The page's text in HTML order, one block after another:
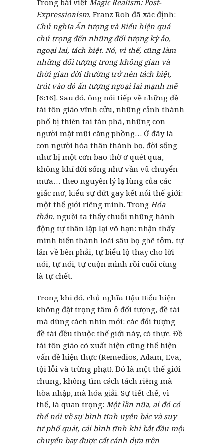
Trong bài viết Magic Realism: Post-
Expressionism, Franz Roh đã xác định:
Chủ nghĩa Ấn tượng và Biểu hiện quá
chú trọng đến những đối tượng kỳ ảo,
ngoại lai, tách biệt. Nó, vì thế, cũng làm
những đối tượng trong không gian và
thời gian đời thường trở nên tách biệt,
trút vào đó ấn tượng ngoại lai mạnh mẽ
[6:16]. Sau đó, ông nói tiếp về những đề
tài tôn giáo vĩnh cửu, những cảnh thành
phố bị thiên tai tàn phá, những con
người mặt mũi căng phồng… Ở đây là
con người hóa thân thành bọ, đời sống
như bị một cơn bão thờ ơ quét qua,
không khí đời sống như vần vũ chuyển
mưa… theo nguyên lý lạ lùng của các
giấc mơ, kiểu sự đứt gãy kết nối thế giới:
một thế giới riêng mình. Trong Hóa
thân, người ta thấy chuỗi những hành
động tự thân lặp lại vô hạn: nhận thấy
mình biến thành loài sâu bọ ghê tởm, tự
lăn về bên phải, tự biểu lộ thay cho lời
nói, tự nói, tự cuộn mình rồi cuối cùng
là tự chết.
Trong khi đó, chủ nghĩa Hậu Biểu hiện
không đặt trọng tâm ở đối tượng, đề tài
mà dùng cách nhìn mới: các đối tượng
đề tài đều thuộc thế giới này, có thực. Đề
tài tôn giáo có xuất hiện cũng thể hiện
vấn đề hiện thực (Remedios, Adam, Eva,
tội lỗi và trừng phạt). Đó là một thế giới
chung, không tìm cách tách riêng mà
hòa nhập, mà hóa giải. Sự tiết chế, vì
thế, là quan trọng: Một lần nữa, ai đó có
thể nói về sự bình tĩnh uyên bác và suy
tư phổ quát, cái bình tĩnh khi bắt đầu một
chuyến bay được cất cánh dựa trên